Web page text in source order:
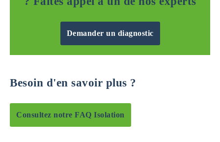
Demander un diagnostic
Besoin d'en savoir plus ?
Consultez notre FAQ Isolation